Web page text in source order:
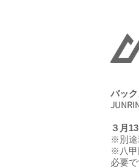
バッ
３月
※別途
※八甲
必要で